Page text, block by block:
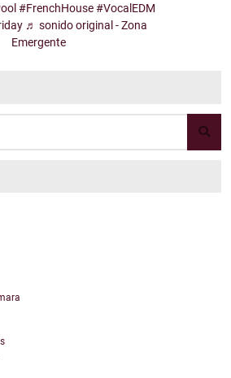
#FrenchHouse #VocalEDM
♬ sonido original - Zona
Emergente